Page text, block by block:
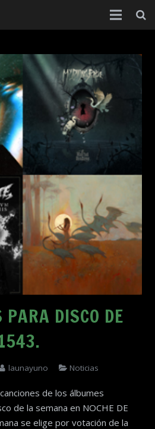
PARA DISCO DE
launayuno Noticias
de los álbumes
de la semana en NOCHE DE
se elige por votación de la